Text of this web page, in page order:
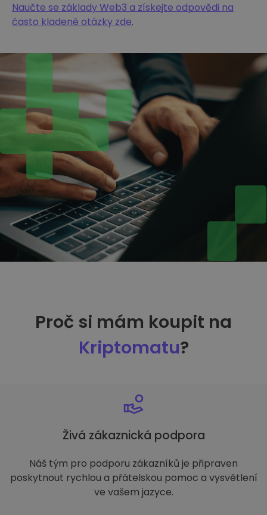
Naučte se základy Web3 a získejte odpovědi na
často kladené otázky zde.
Proč si mám koupit na
Kriptomatu?
Živá zákaznická podpora
Náš tým pro podporu zákazníků je připraven
poskytnout rychlou a přátelskou pomoc a vysvětlení
ve vašem jazyce.